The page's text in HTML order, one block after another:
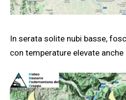
In serata solite nubi basse,
con temperature elevate